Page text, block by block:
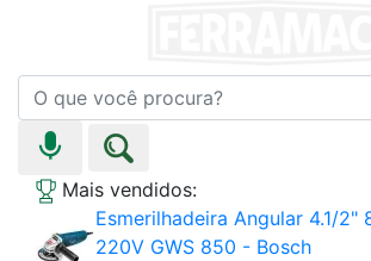
Mais vendidos:
Esmerilhadeira Angular 4.1/2"
220V GWS 850 - Bosch